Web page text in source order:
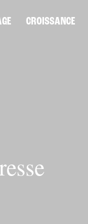
CROISSANCE